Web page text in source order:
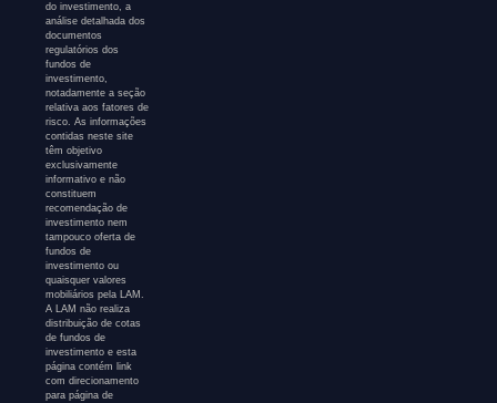
do investimento, a
análise detalhada dos
documentos
regulatórios dos
fundos de
investimento,
notadamente a seção
relativa aos fatores de
risco. As informações
contidas neste site
têm objetivo
exclusivamente
informativo e não
constituem
recomendação de
investimento nem
tampouco oferta de
fundos de
investimento ou
quaisquer valores
mobiliários pela LAM.
A LAM não realiza
distribuição de cotas
de fundos de
investimento e esta
página contém link
com direcionamento
para página de